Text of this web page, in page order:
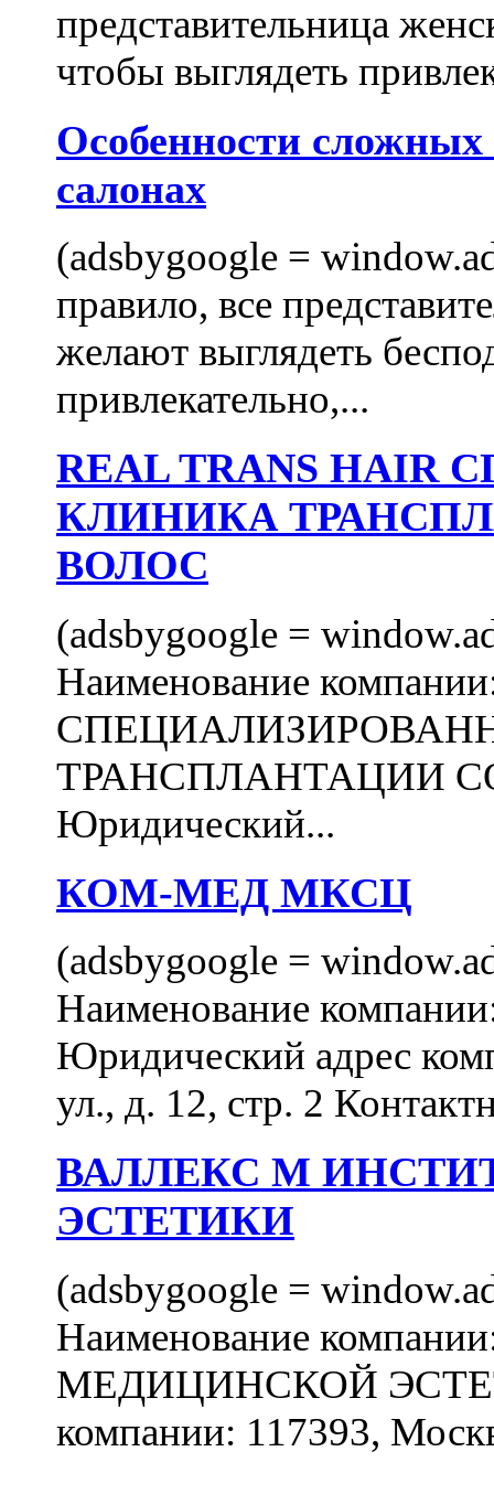
представительница
чтобы выглядеть
Особенности
салонах
(adsbygoogle =
правило, все
желают выглядеть
привлекательно,...
REAL TRANS
КЛИНИКА
ВОЛОС
(adsbygoogle =
Наименование
ТРАНСПЛАНТАЦИИ
Юридический...
КОМ-МЕД МКСЦ
(adsbygoogle =
Наименование
Юридический адрес
ул., д. 12, стр. 2
ВАЛЛЕКС М
ЭСТЕТИКИ
(adsbygoogle =
Наименование
МЕДИЦИНСКОЙ
компании: 117393,